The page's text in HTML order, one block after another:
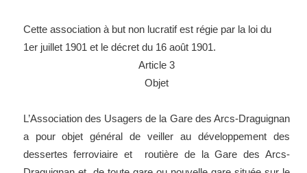
Cette association à but non lucratif est régie par la loi du
1er juillet 1901 et le décret du 16 août 1901.
Article 3
Objet
L’Association des Usagers de la Gare des Arcs-Draguignan
a pour objet général de veiller au développement des
dessertes ferroviaire et routière de la Gare des Arcs-